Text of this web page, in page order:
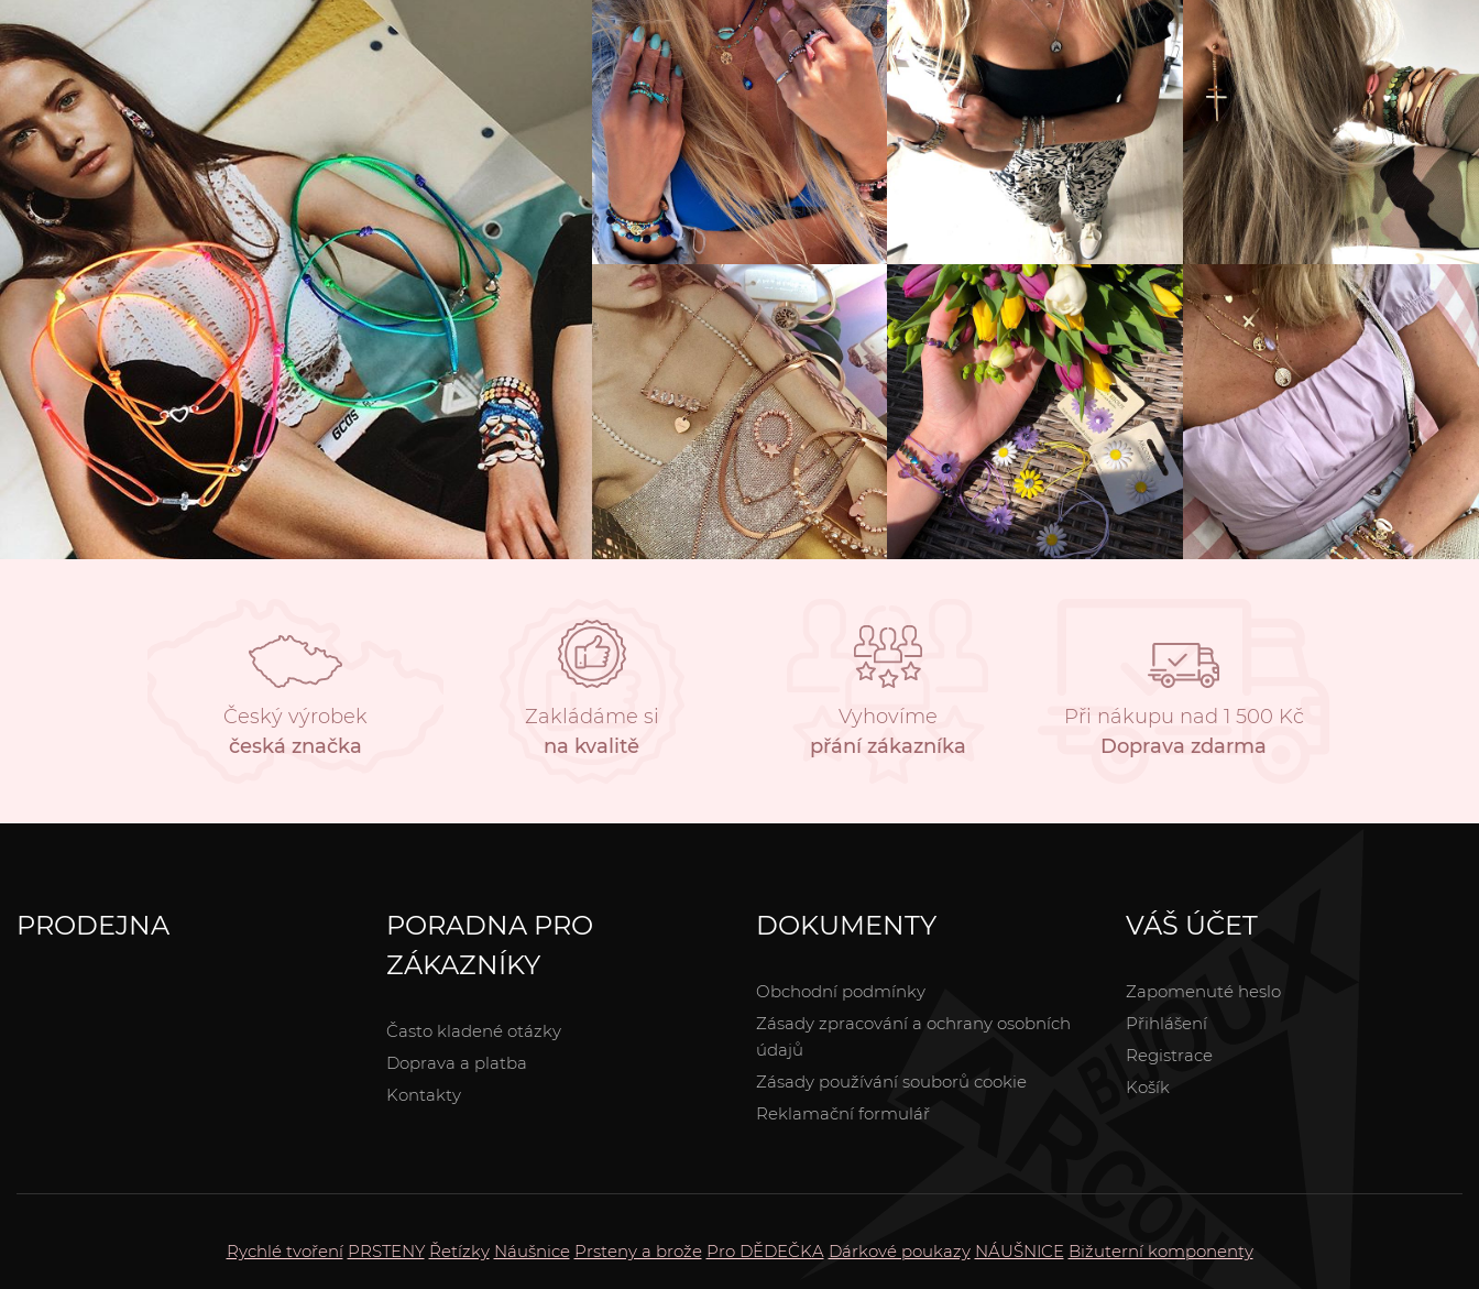
Český výrobek
česká značka
Zakládáme si
na kvalitě
Vyhovíme
přání zákazníka
Při nákupu nad 1 500 Kč
Doprava zdarma
PRODEJNA
PORADNA PRO
ZÁKAZNÍKY
Často kladené otázky
Doprava a platba
Kontakty
DOKUMENTY
Obchodní podmínky
Zásady zpracování a ochrany osobních
údajů
Zásady používání souborů cookie
Reklamační formulář
VÁŠ ÚČET
Zapomenuté heslo
Přihlášení
Registrace
Košík
Rychlé tvoření PRSTENY Řetízky Náušnice Prsteny a brože Pro DĚDEČKA Dárkové poukazy NÁUŠNICE Bižuterní komponenty